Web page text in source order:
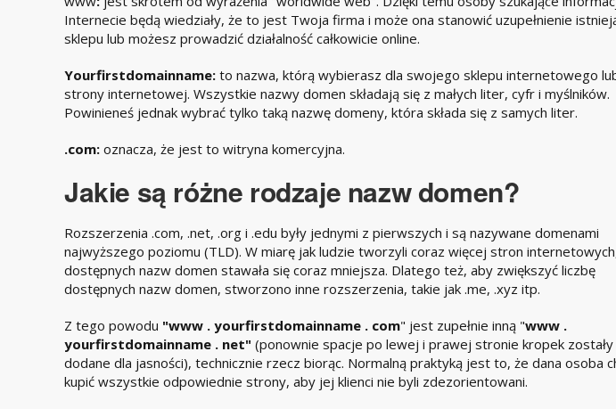
Internecie będą wiedziały, że to jest Twoja firma i może ona stanowić uzupełnienie
sklepu lub możesz prowadzić działalność całkowicie online.
Yourfirstdomainname: to nazwa, którą wybierasz dla swojego sklepu internetowego
strony internetowej. Wszystkie nazwy domen składają się z małych liter, cyfr i myślników.
Powinieneś jednak wybrać tylko taką nazwę domeny, która składa się z samych liter.
.com: oznacza, że jest to witryna komercyjna.
Jakie są różne rodzaje nazwdomen?
Rozszerzenia .com, .net, .org i .edu były jednymi z pierwszych i są nazywane domenami
najwyższego poziomu (TLD). W miarę jak ludzie tworzyli coraz więcej stron
dostępnych nazw domen stawała się coraz mniejsza. Dlatego też, aby zwiększyć liczbę
dostępnych nazw domen, stworzono inne rozszerzenia, takie jak .me, .xyz itp.
Z tego powodu "www . yourfirstdomainname . com" jest zupełnie inną "www .
yourfirstdomainname . net" (ponownie spacje po lewej i prawej stronie kropek zostały
dodane dla jasności), technicznie rzecz biorąc. Normalną praktyką jest to, że dana osoba
kupić wszystkie odpowiednie strony, aby jej klienci nie byli zdezorientowani.